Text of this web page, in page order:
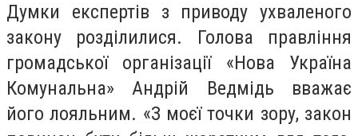
Думки експертів з приводу ухваленого
закону розділилися. Голова правління
громадської організації «Нова Україна
Комунальна» Андрій Ведмідь вважає
його лояльним. «З моєї точки зору, закон